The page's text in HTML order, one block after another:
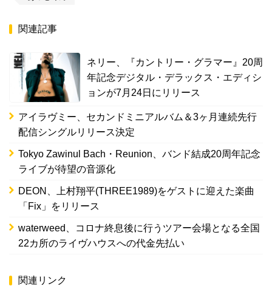
関連記事
ネリー、『カントリー・グラマー』20周
年記念デジタル・デラックス・エディシ
ョンが7月24日にリリース
アイラヴミー、セカンドミニアルバム＆3ヶ月連続先行
配信シングルリリース決定
Tokyo Zawinul Bach・Reunion、バンド結成20周年記念
ライブが待望の音源化
DEON、上村翔平(THREE1989)をゲストに迎えた楽曲
「Fix」をリリース
waterweed、コロナ終息後に行うツアー会場となる全国
22カ所のライヴハウスへの代金先払い
関連リンク